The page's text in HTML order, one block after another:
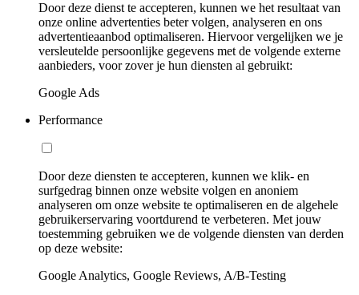
Door deze dienst te accepteren, kunnen we het resultaat van
onze online advertenties beter volgen, analyseren en ons
advertentieaanbod optimaliseren. Hiervoor vergelijken we je
versleutelde persoonlijke gegevens met de volgende externe
aanbieders, voor zover je hun diensten al gebruikt:
Google Ads
Performance
Door deze diensten te accepteren, kunnen we klik- en
surfgedrag binnen onze website volgen en anoniem
analyseren om onze website te optimaliseren en de algehele
gebruikerservaring voortdurend te verbeteren. Met jouw
toestemming gebruiken we de volgende diensten van derden
op deze website:
Google Analytics, Google Reviews, A/B-Testing